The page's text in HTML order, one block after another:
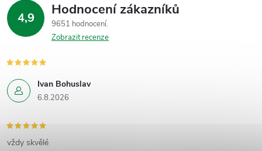
4,9 Hodnocení zákazníků
9651 hodnocení
Zobrazit recenze
Ivan Bohuslav
6.8.2026
vždy skvělé